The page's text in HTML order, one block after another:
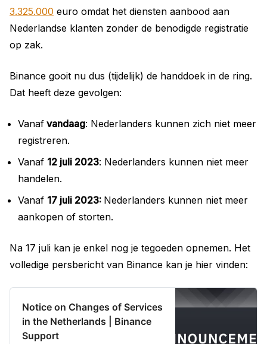
3.325.000 euro omdat het diensten aanbood aan
Nederlandse klanten zonder de benodigde registratie
op zak.
Binance gooit nu dus (tijdelijk) de handdoek in de ring.
Dat heeft deze gevolgen:
Vanaf vandaag: Nederlanders kunnen zich niet meer
registreren.
Vanaf 12 juli 2023: Nederlanders kunnen niet meer
handelen.
Vanaf 17 juli 2023: Nederlanders kunnen niet meer
aankopen of storten.
Na 17 juli kan je enkel nog je tegoeden opnemen. Het
volledige persbericht van Binance kan je hier vinden:
Notice on Changes of Services
in the Netherlands | Binance
Support